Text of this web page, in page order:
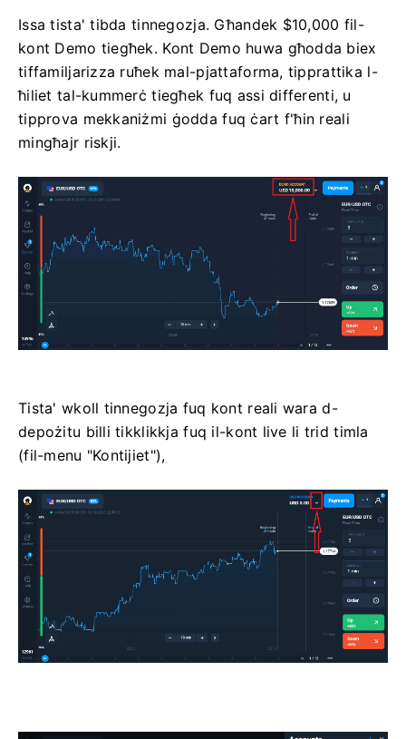
Issa tista' tibda tinnegozja. Għandek $10,000 fil-
kont Demo tiegħek. Kont Demo huwa għodda biex
tiffamiljarizza ruħek mal-pjattaforma, tipprattika l-
ħiliet tal-kummerċ tiegħek fuq assi differenti, u
tipprova mekkaniżmi ġodda fuq ċart f'ħin reali
mingħajr riskji.
Tista' wkoll tinnegozja fuq kont reali wara d-
depożitu billi tikklikkja fuq il-kont live li trid timla
(fil-menu "Kontijiet"),